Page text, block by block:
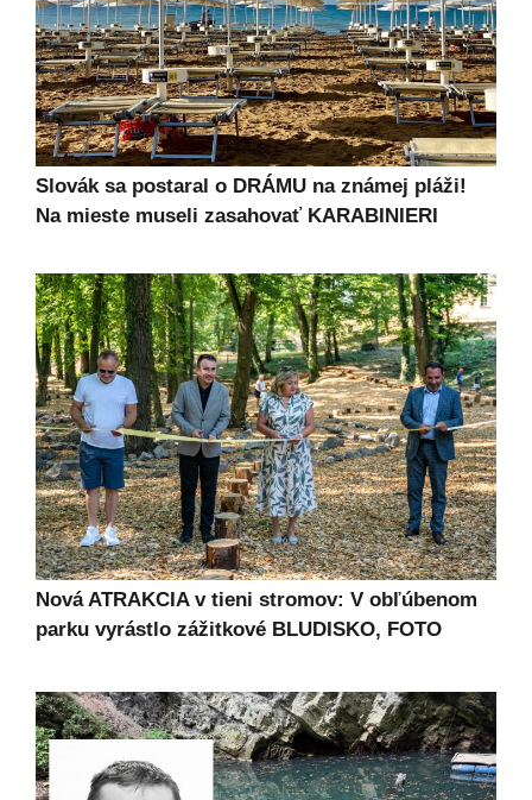
Slovák sa postaral o DRÁMU na známej pláži!
Na mieste museli zasahovať KARABINIERI
Nová ATRAKCIA v tieni stromov: V obľúbenom
parku vyrástlo zážitkové BLUDISKO, FOTO